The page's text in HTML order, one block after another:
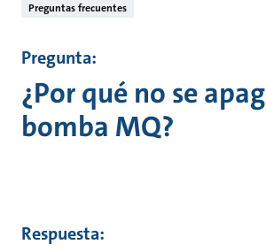
Preguntas frecuentes
Pregunta:
¿Por qué no se
bomba MQ?
Respuesta: